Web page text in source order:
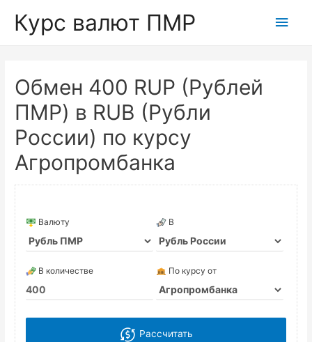
Курс валют ПМР
Обмен 400 RUP (Рублей
ПМР) в RUB (Рубли
России) по курсу
Агропромбанка
Валюту В
В количестве По курсу от
Рассчитать